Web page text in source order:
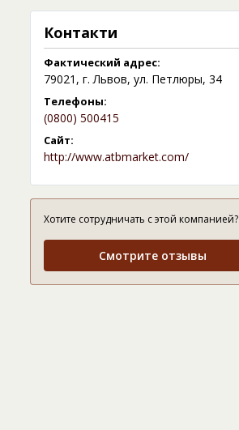
Контакти
Фактический адрес:
79021, г. Львов, ул. Петлюры, 34
Телефоны:
(0800) 500415
Сайт:
http://www.atbmarket.com/
Хотите сотрудничать с этой компанией?
Смотрите отзывы